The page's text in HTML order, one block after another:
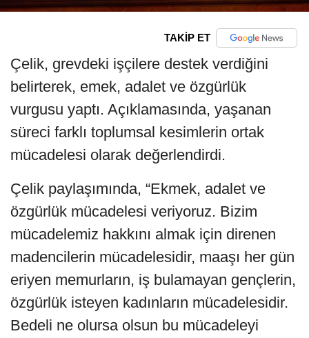
TAKİP ET
Çelik, grevdeki işçilere destek verdiğini
belirterek, emek, adalet ve özgürlük
vurgusu yaptı. Açıklamasında, yaşanan
süreci farklı toplumsal kesimlerin ortak
mücadelesi olarak değerlendirdi.
Çelik paylaşımında, “Ekmek, adalet ve
özgürlük mücadelesi veriyoruz. Bizim
mücadelemiz hakkını almak için direnen
madencilerin mücadelesidir, maaşı her gün
eriyen memurların, iş bulamayan gençlerin,
özgürlük isteyen kadınların mücadelesidir.
Bedeli ne olursa olsun bu mücadeleyi